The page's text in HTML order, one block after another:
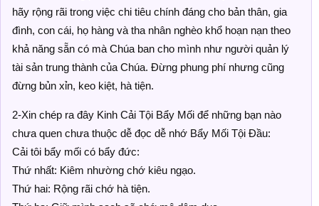
hãy rộng rãi trong việc chi tiêu chính đáng cho bản thân, gia
đình, con cái, họ hàng và tha nhân nghèo khổ hoạn nạn theo
khả năng sẵn có mà Chúa ban cho mình như người quản lý
tài sản trung thành của Chúa. Đừng phung phí nhưng cũng
đừng bủn xỉn, keo kiệt, hà tiện.
2-Xin chép ra đây Kinh Cải Tội Bẩy Mối để những bạn nào
chưa quen chưa thuộc dễ đọc dễ nhớ Bẩy Mối Tội Đầu:
Cải tôi bẩy mối có bẩy đức:
Thứ nhất: Kiêm nhường chớ kiêu ngạo.
Thứ hai: Rộng rãi chớ hà tiện.